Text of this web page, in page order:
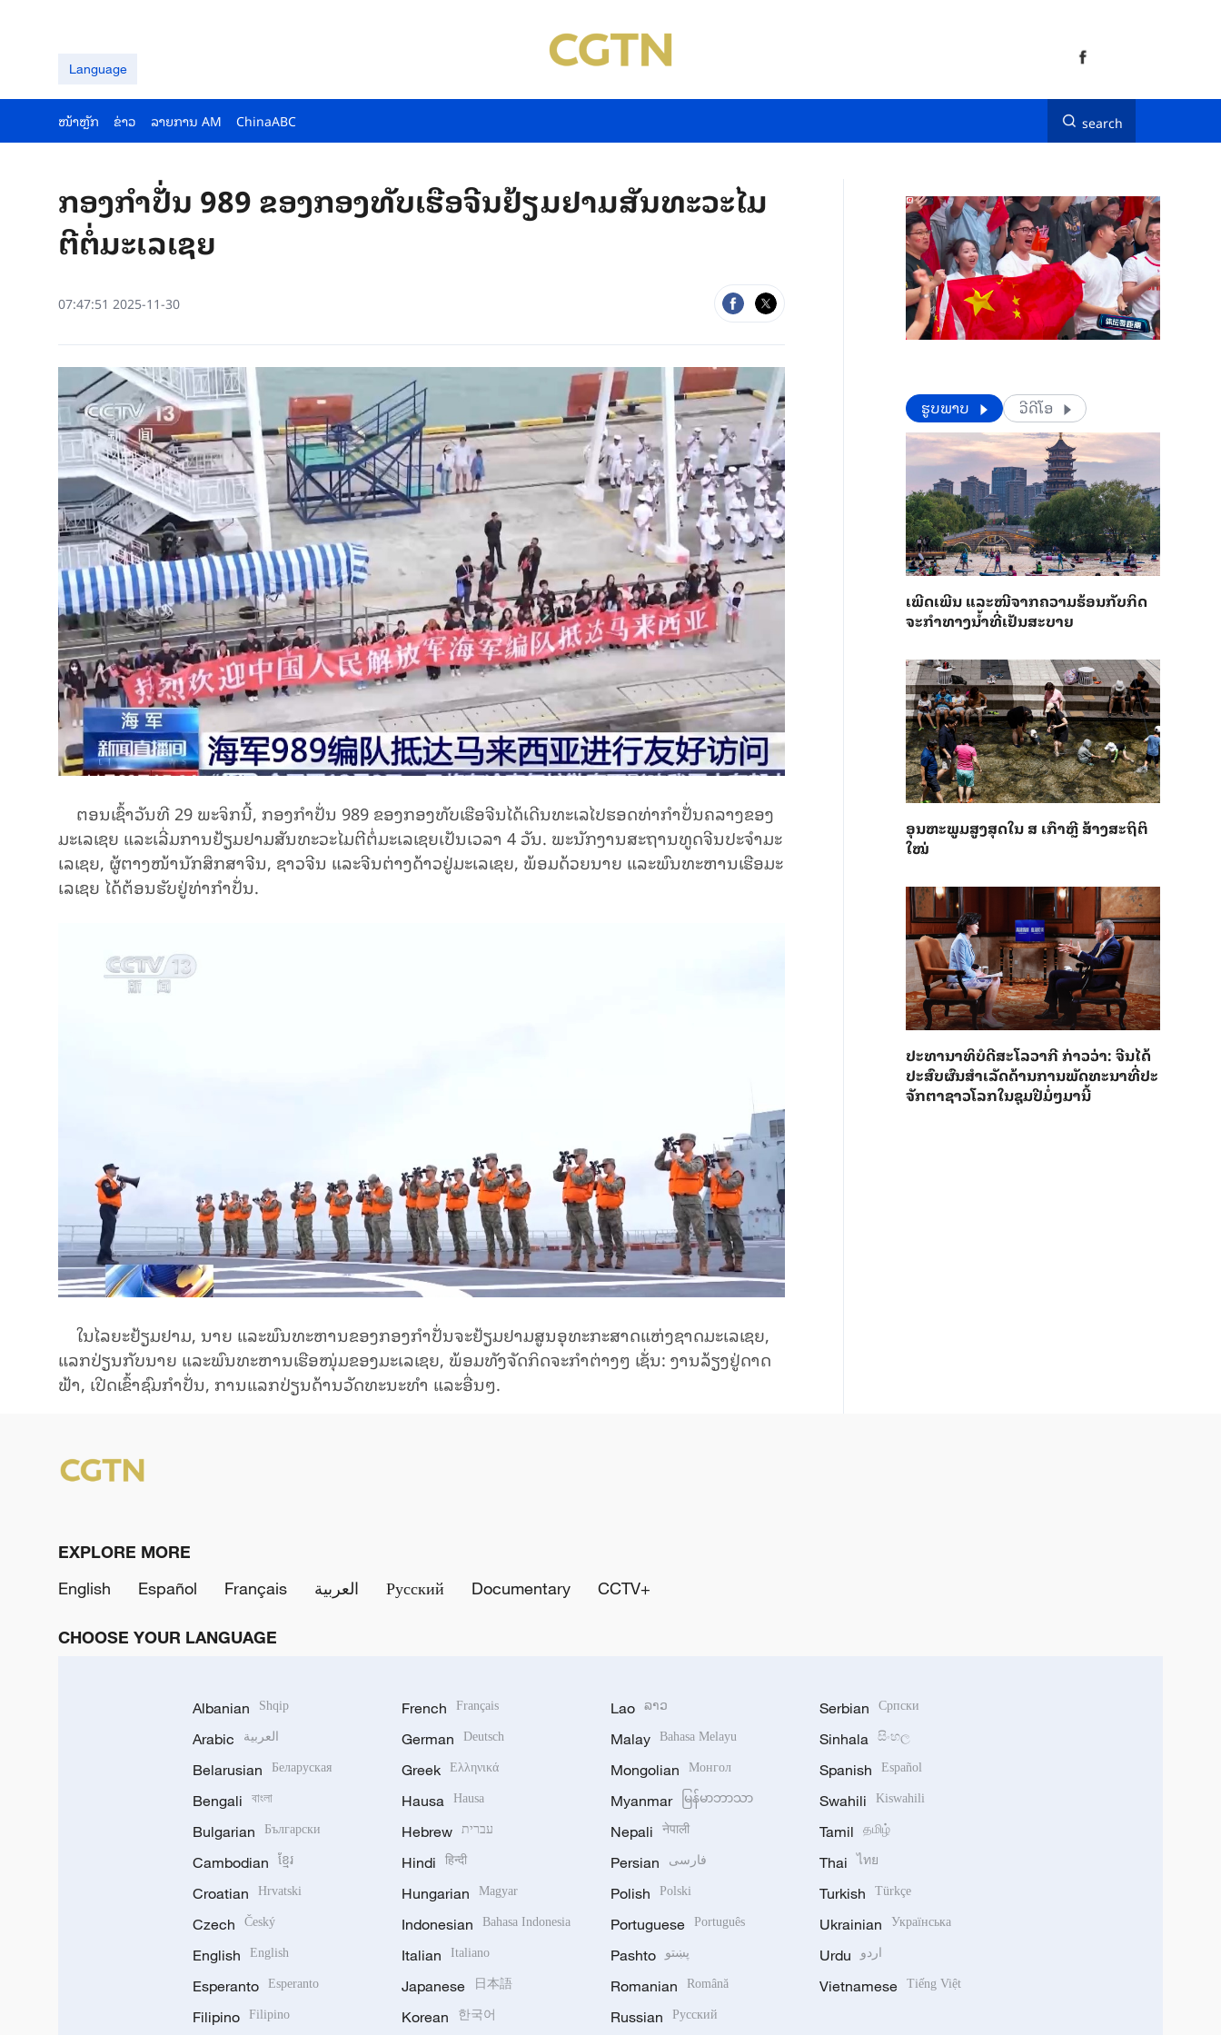
Language
ໜ້າຫຼັກ ຂ່າວ ລາຍ​ການ AM ChinaABC search
ກອງ​ກຳ​ປັ່ນ 989 ຂອງກອງ​ທັບ​ເຮືອ​ຈີນ​ຢ້ຽມ​ຢາມສັນ​ທະ​ວະ​ໄມ​
ຕີ​ຕໍ່​ມະ​ເລ​ເຊຍ
07:47:51 2025-11-30
ຕອນ​ເຊົ້າ​ວັນ​ທີ 29 ພະ​ຈິກ​ນີ້, ກອງ​ກຳ​ປັ່ນ 989 ຂອງກອງ​ທັບ​ເຮືອ​ຈີນ​ໄດ້​ເດີນ​ທະ​ເລ​ໄປ​ຮອດ​ທ່າ​ກຳ​ປັ່ນ​ຄ​ລາງ​ຂອງ​
ມະ​ເລ​ເຊຍ ແລະ​ເລີ່ມ​ການ​ຢ້​ຽມ​ຢາມສັນ​ທະ​ວະ​ໄມ​ຕີ​ຕໍ່​ມະ​ເລ​ເຊຍ​​ເປັນ​ເວ​ລາ 4 ວັນ. ພະ​ນັກ​ງານ​ສະ​ຖານ​ທູດ​ຈີນ​ປະ​ຈຳ​ມະ​
ເລ​ເຊຍ, ຜູ້​ຕາງໜ້າ​ນັກ​ສຶກ​ສາ​ຈີນ, ຊາວ​​ຈີນ ແລະ​ຈີນ​ຕ່າງ​ດ້າວ​ຢູ່ມະ​ເລ​ເຊຍ, ພ້ອມ​ດ້ວຍນາຍ ແລະ​ພົນ​ທະ​ຫານ​ເຮືອ​ມະ​
ເລ​ເຊຍ ໄດ້​ຕ້ອນ​ຮັບ​ຢູ່​ທ່າ​ກຳ​ປັ່ນ.
ໃນ​ໄລ​ຍະ​ຢ້ຽມ​ຢາມ, ນາຍ ແລະ​ພົນ​ທະ​ຫານ​ຂອງກອງ​ກຳ​ປັ່ນ​ຈະ​ຢ້ຽມ​ຢາມ​ສູນອຸ​ທະ​ກະ​ສາດແຫ່ງ​ຊາດ​ມະ​ເລ​ເຊຍ,
ແລກ​ປ່ຽນ​ກັບ​ນາຍ ແລະ​ພົນ​ທະ​ຫານ​ເຮືອ​ໜຸ່ມ​ຂອງ​ມະ​ເລ​ເຊຍ, ພ້ອມ​ທັງ​ຈັດ​ກິດ​ຈະ​ກຳ​ຕ່າງໆ ເຊັ່ນ: ງາ​ນ​ລ້ຽງຢູ່​ດາດ​
ຟ້າ, ເປີດ​ເຂົ້າ​ຊົມ​ກຳ​ປັ່ນ, ການ​ແລ​ກ​ປ່ຽນ​ດ້ານ​ວັດ​ທະ​ນະ​ທຳ ແລະ​ອື່ນໆ.
​​ຮູບພາບ ວີດີໂອ
ເພີດ​ເພີນ ແລະ​ໜີ​ຈາກ​ຄວາມ​ຮ້ອນ​ກັບ​ກິດ​
ຈະ​ກຳ​ທາງ​ນ້ຳ​​ທີ່​ເຢັນ​ສະ​ບາຍ
ອຸນ​ຫະ​ພູມ​ສູງ​ສຸດ​​ໃນ ສ ເກົາຫຼີ ສ້າງ​ສະ​ຖິ​ຕິ​
ໃໝ່
ປະ​ທາ​ນາ​ທິ​ບໍ​ດີ​ສະ​ໂລ​ວາ​ກີ ກ່າວ​ວ່າ: ຈີນ​ໄດ້​
ປະ​ສົບ​ຜົ​ນ​ສຳ​ເລັດ​ດ້ານ​ການ​ພັດ​ທະ​ນາ​ທີ່​ປະ​
ຈັກ​ຕາ​ຊາວ​ໂລກ​ໃນ​ຊຸມ​ປີ​ມໍ່ໆ​ມາ​ນີ້
EXPLORE MORE
English
Español Français العربية Русский Documentary CCTV+
CHOOSE YOUR LANGUAGE
Albanian Shqip
Arabic العربية
Belarusian Беларуская
Bengali বাংলা
Bulgarian Български
Cambodian ខ្មែរ
Croatian Hrvatski
Czech Český
English English
Esperanto Esperanto
Filipino Filipino
French Français
German Deutsch
Greek Ελληνικά
Hausa Hausa
Hebrew עברית
Hindi हिन्दी
Hungarian Magyar
Indonesian Bahasa Indonesia
Italian Italiano
Japanese 日本語
Korean 한국어
Lao ລາວ
Malay Bahasa Melayu
Mongolian Монгол
Myanmar မြန်မာဘာသာ
Nepali नेपाली
Persian فارسی
Polish Polski
Portuguese Português
Pashto پښتو
Romanian Română
Russian Русский
Serbian Српски
Sinhala සිංහල
Spanish Español
Swahili Kiswahili
Tamil தமிழ்
Thai ไทย
Turkish Türkçe
Ukrainian Українська
Urdu اردو
Vietnamese Tiếng Việt